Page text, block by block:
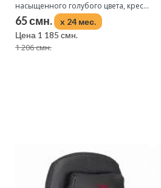
насыщенного голубого цвета, крес...
65 смн.
x 24 мес.
Цена 1 185 смн.
1 206 смн.